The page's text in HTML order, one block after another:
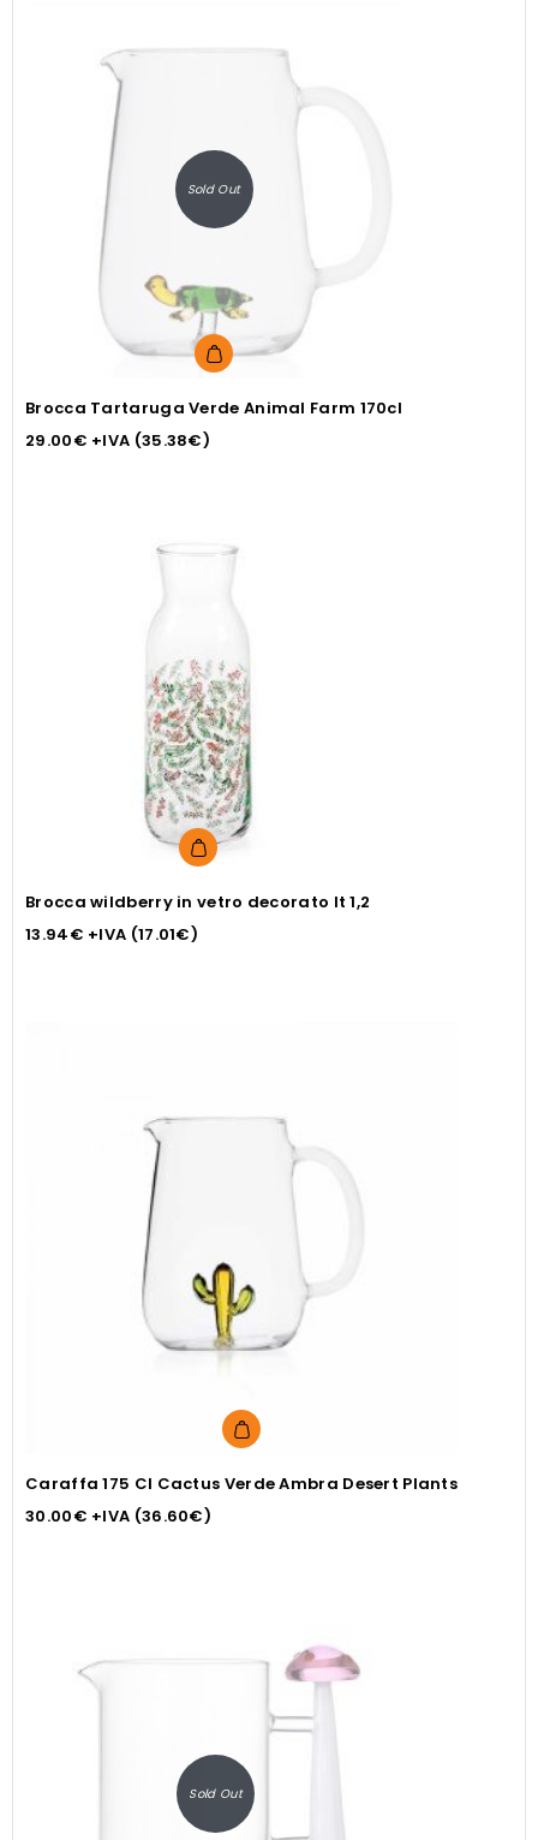
Sold Out
Brocca Tartaruga Verde Animal Farm 170cl
29.00€ +IVA (35.38€)
Brocca wildberry in vetro decorato lt 1,2
13.94€ +IVA (17.01€)
Caraffa 175 Cl Cactus Verde Ambra Desert Plants
30.00€ +IVA (36.60€)
Sold Out